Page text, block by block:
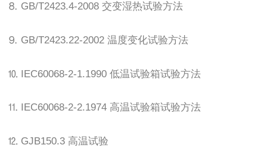
⒏ GB/T2423.4-2008 交变湿热试验方法
⒐ GB/T2423.22-2002 温度变化试验方法
⒑ IEC60068-2-1.1990 低温试验箱试验方法
⒒ IEC60068-2-2.1974 高温试验箱试验方法
⒓ GJB150.3 高温试验